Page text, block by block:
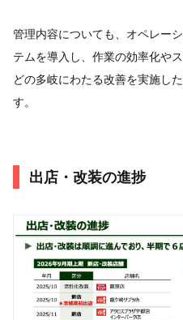
管理内容についても、オペレー
テムを導入し、作業の効率化や
どの多岐にわたる改善を実施し
す。
出店・改装の進捗